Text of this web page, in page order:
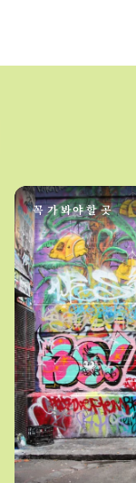
꼭 가 봐야 할 곳